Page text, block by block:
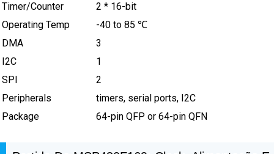
Timer/Counter
2 * 16-bit
Operating Temp
-40 to 85 ℃
DMA
3
I2C
1
SPI
2
Peripherals
timers, serial ports, I2C
Package
64-pin QFP or 64-pin QFN